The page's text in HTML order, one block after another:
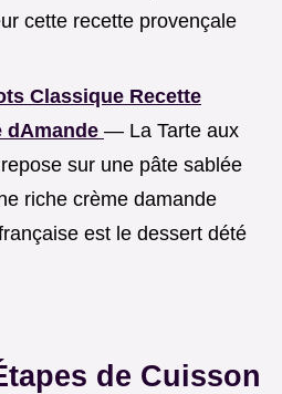
cette recette provençale
Classique Recette
dAmande — La Tarte aux
sur une pâte sablée
riche crème damande
est le dessert dété
de Cuisson